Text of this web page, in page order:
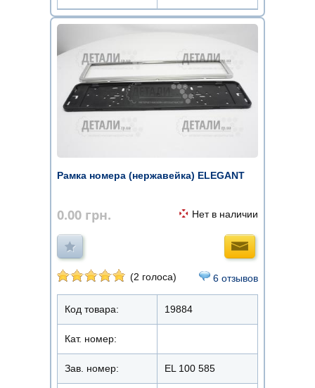
Рамка номера (нержавейка) ELEGANT
0.00 грн. Нет в наличии
(2 голоса) 6 отзывов
Код товара: 19884
Кат. номер:
Зав. номер: EL 100 585